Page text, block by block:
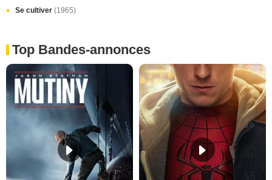
Se cultiver (1965)
Top Bandes-annonces